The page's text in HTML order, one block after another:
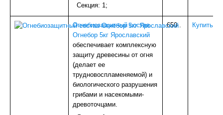
ЭЛЕКТРИКА
ОБОИ
ИНСТРУМЕНТ
РАСТВОРИТЕЛИ, АНТИСЕПТИКИ
ПОТОЛОЧНОЕ ПВХ (ПЛИТКА,РОЗЕТКИ,УГ.ЭЛ)
АЛЮМИНИЙ
НАПОЛЬНОЕ (ПОРОГИ)
УПЛОТНИТЕЛИ,УТЕПЛИТЕЛИ
МОЗАИКА,ФАРТУКИ
Секция: 1;
Огнебиозащитный состав
Огнебор 5кг Ярославский
обеспечивает комплексную
защиту древесины от огня
(делает ее
трудновоспламеняемой) и
биологического разрушения
грибами и насекомыми-
древоточцами.
650 . Купить